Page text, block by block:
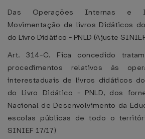
Das Operações Internas e
Movimentação de livros Didáticos
do Livro Didático - PNLD (Ajuste
Art. 314-C. Fica concedido
procedimentos relativos às
interestaduais de livros didáticos
do Livro Didático - PNLD, dos
Nacional de Desenvolvimento da
escolas públicas de todo o
SINIEF 17/17)